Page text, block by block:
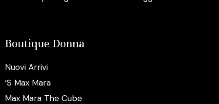
Boutique Donna
Nuovi Arrivi
‘S Max Mara
Max Mara The Cube